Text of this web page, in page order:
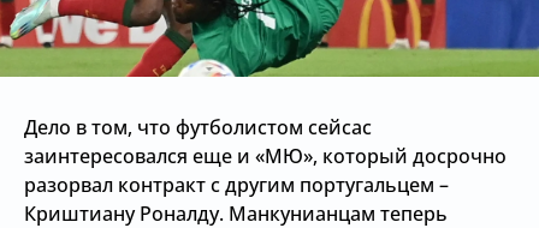
Дело в том, что футболистом сейсас
заинтересовался еще и «МЮ», который досрочно
разорвал контракт с другим португальцем –
Криштиану Роналду. Манкунианцам теперь